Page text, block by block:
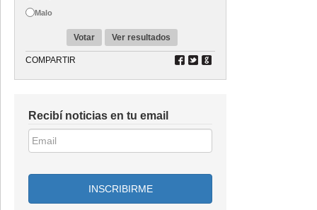
Malo
Votar Ver resultados
COMPARTIR
Recibí noticias en tu email
INSCRIBIRME